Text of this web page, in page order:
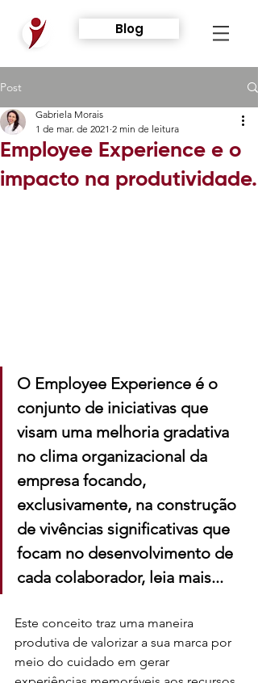
Blog
Post
Employee Experience e o
impacto na produtividade.
Gabriela Morais
1 de mar. de 2021 2 min de leitura
O Employee Experience é o
conjunto de iniciativas que
visam uma melhoria gradativa
no clima organizacional da
empresa focando,
exclusivamente, na construção
de vivências significativas que
focam no desenvolvimento de
cada colaborador, leia mais...
Este conceito traz uma maneira
produtiva de valorizar a sua marca por
meio do cuidado em gerar